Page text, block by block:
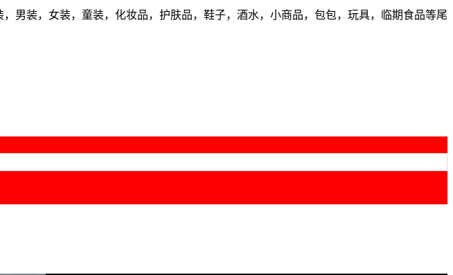
男装，女装，童装，化妆品，护肤品，鞋子，酒水，小商品，包包，玩具，临期食品等尾